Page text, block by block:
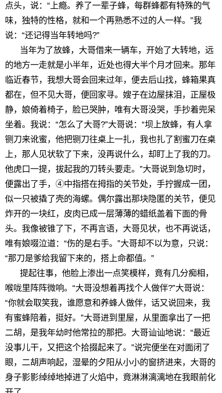
点头，说：“上瘾。养了一辈子蜂，每群蜂都有特殊的气
味，独特的性格，就和一个再熟悉不过的人一样。”我
说：“还记得当年转地吗?”
当年为了放蜂，大哥借来一辆车，开始了大转地，远
的地方一走就是小半年，近处也得大半个月才回来。那年
临近春节，我想大哥会回来过年，便去后山找，蜂箱果真
都在，但不见大哥，便回家寻。嫂子在边屋抹泪，正屋极
静，娘倚着椅子，脸已哭肿，唯有大哥没哭，手抄着兜呆
坐着。我说：“怎么了大哥?”大哥说：“坝上放蜂，有人拿
铡刀来讹蜜，他把铡刀往桌上一扎，我也扎了割蜜刀在桌
上，那人见状软了下来，没再说什么，却盯上了我的刀。
他虎口一提，拔起我的刀转头要走。”大哥说到急切时，
便露出了手，④中指搭在拇指的关节处，手拧握成一团，
似一只被撬了壳的海螺。偶尔露出那块隐匿的关节，便见
炸开的一块红，皮肉已成一层薄薄的蜡纸盖着下面的骨
头。我像被锥了下，不再言语，大哥见状，也不再说话，
唯有娘啜泣道：“伤的是右手。”大哥却不以为意，只说：
“那刀是爹给我留下来的，搭上命都值。”
提起往事，他脸上渗出一点笑模样，竟有几分痴相，
喉咙里阵阵微响。“大哥没想着再找个人做伴?”大哥说：
“你就会取笑我，谁愿意和养蜂人做伴，话又说回来，我
有蜜蜂陪着，挺好。”大哥进到里屋，从里面拿出了一把
二胡，是我年幼时他常拉的那把。大哥讪讪地说：“最近
没事儿干，又把这个拾掇起来了。”说完便坐在对面闭了
眼，二胡声响起，湿晕的夕阳从小小的窗挤进来，大哥的
身子影影绰绰地掉进了火焰中，竟淋淋漓漓地在我眼前化